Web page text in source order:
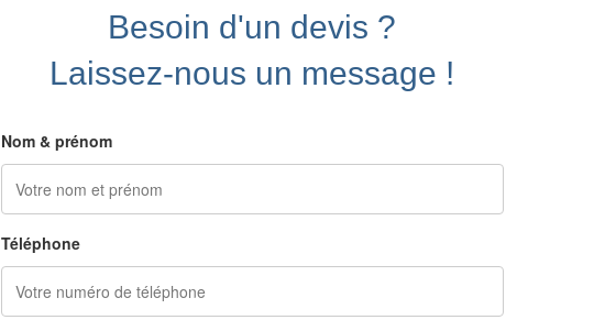
Besoin d'un devis ?
Laissez-nous un message !
Nom & prénom
Téléphone